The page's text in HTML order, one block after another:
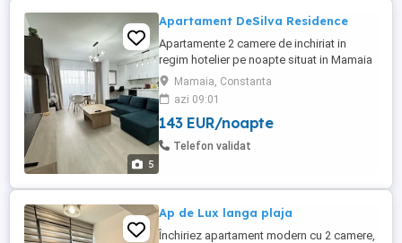
5
Apartament DeSilva Residence
Apartamente 2 camere de inchiriat in
regim hotelier pe noapte situat in Mamaia
Nord langa clubul Loft in complexul De
Silva Residence (Beachside), cea mai
buna locatie din Mamaia, apartamente pe
plaja, cu vedere si la mare si la lac, cu
acces direct la clubul Loft si la plaja
Mamaia, Constanta
azi 09:01
143 EUR/noapte
Telefon validat
Ap de Lux langa plaja
Închiriez apartament modern cu 2 camere,